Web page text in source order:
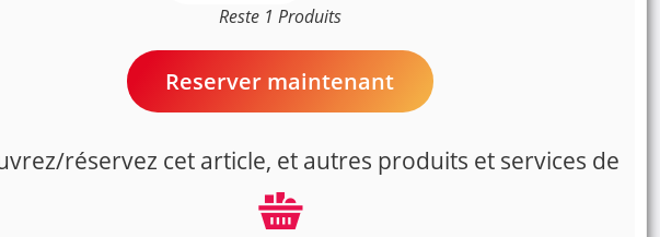
Reste 1 Produits
Reserver maintenant
réservez cet article, et autres produits et services de